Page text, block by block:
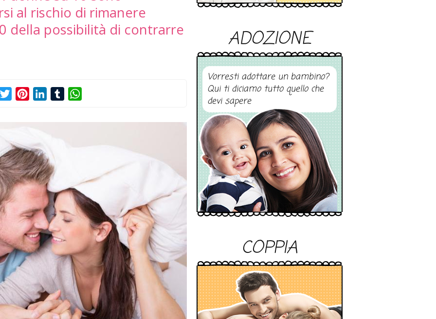
al rischio di rimanere
della possibilità di contrarre
TwitterPinterestLinkedInTumblr
ADOZIONE
Vorresti adottare un bambino?
Qui ti diciamo tutto quello che
devi sapere
COPPIA